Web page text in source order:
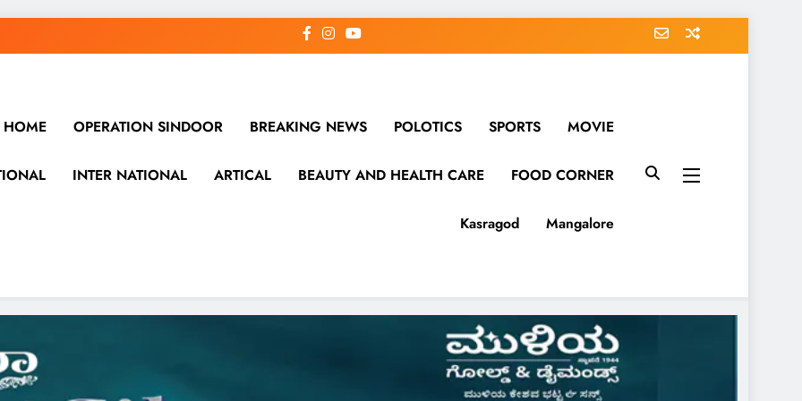
HOME OPERATION SINDOOR BREAKING NEWS POLOTICS SPORTS MOVIE
INTER NATIONAL ARTICAL BEAUTY AND HEALTH CARE FOOD CORNER
Kasragod Mangalore